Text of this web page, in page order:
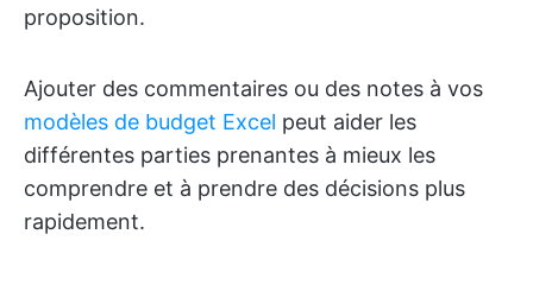
proposition.
Ajouter des commentaires ou des notes à vos
modèles de budget Excel peut aider les
différentes parties prenantes à mieux les
comprendre et à prendre des décisions plus
rapidement.